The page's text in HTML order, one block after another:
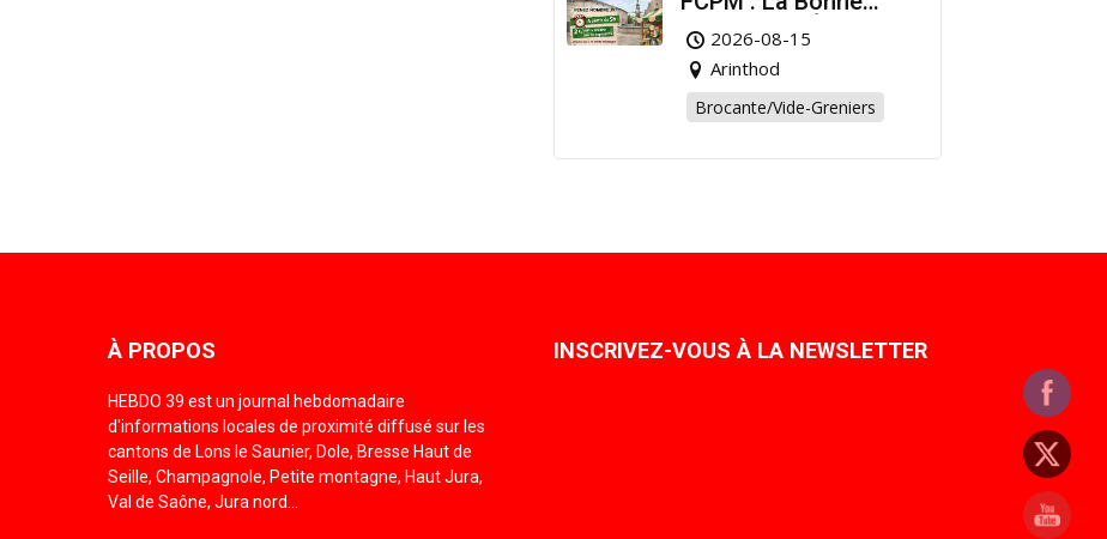
Affaire de l’Été à
Arinthod !
2026-08-15
Arinthod
Brocante/Vide-Greniers